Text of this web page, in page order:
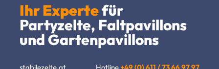
Ihr Expertefür
Partyzelte, Faltpavillons
und Gartenpavillons